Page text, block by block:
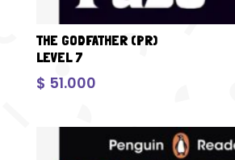
THE GODFATHER (PR)
LEVEL 7
$ 51.000